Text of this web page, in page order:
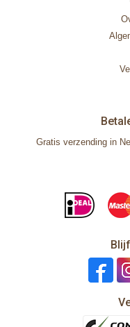
Gratis verzending in